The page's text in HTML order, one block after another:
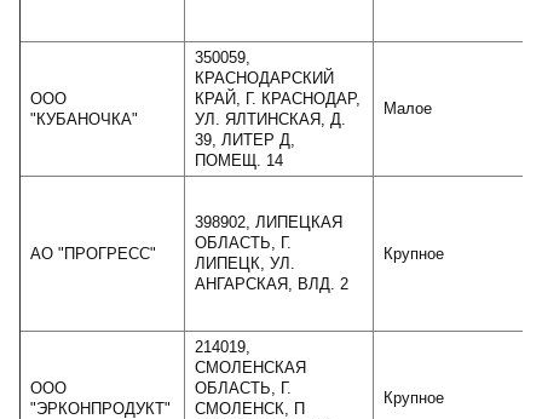
ООО
"КУБАНОЧКА"
350059,
КРАСНОДАРСКИЙ
КРАЙ, Г. КРАСНОДАР,
УЛ. ЯЛТИНСКАЯ, Д.
39, ЛИТЕР Д,
ПОМЕЩ. 14
Малое
АО "ПРОГРЕСС"
398902, ЛИПЕЦКАЯ
ОБЛАСТЬ, Г.
ЛИПЕЦК, УЛ.
АНГАРСКАЯ, ВЛД. 2
Крупное
ООО
"ЭРКОНПРОДУКТ"
214019,
СМОЛЕНСКАЯ
ОБЛАСТЬ, Г.
СМОЛЕНСК, П
Крупное